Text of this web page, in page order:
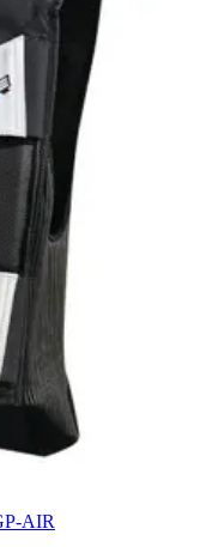
AIR